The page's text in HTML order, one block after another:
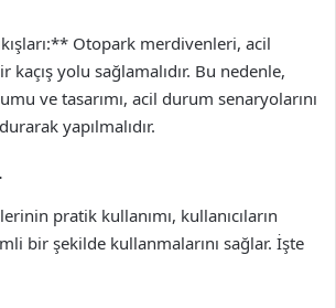
Otopark merdivenleri, acil
kaçış yolu sağlamalıdır. Bu nedenle,
ve tasarımı, acil durum senaryolarını
yapılmalıdır.
pratik kullanımı, kullanıcıların
bir şekilde kullanmalarını sağlar. İşte